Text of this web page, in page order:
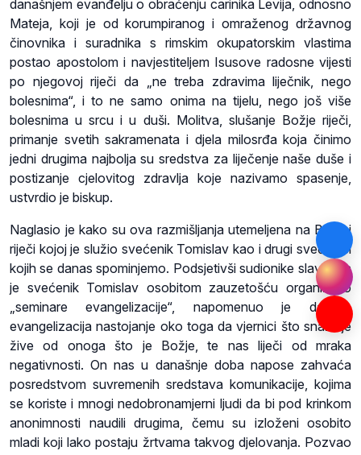
današnjem evanđelju o obraćenju carinika Levija, odnosno
Mateja, koji je od korumpiranog i omraženog državnog
činovnika i suradnika s rimskim okupatorskim vlastima
postao apostolom i navjestiteljem Isusove radosne vijesti
po njegovoj riječi da „ne treba zdravima liječnik, nego
bolesnima“, i to ne samo onima na tijelu, nego još više
bolesnima u srcu i u duši. Molitva, slušanje Božje riječi,
primanje svetih sakramenata i djela milosrđa koja činimo
jedni drugima najbolja su sredstva za liječenje naše duše i
postizanje cjelovitog zdravlja koje nazivamo spasenje,
ustvrdio je biskup.
Naglasio je kako su ova razmišljanja utemeljena na Božjoj
riječi kojoj je služio svećenik Tomislav kao i drugi svećenici
kojih se danas spominjemo. Podsjetivši sudionike slavlja da
je svećenik Tomislav osobitom zauzetošću organizirao
„seminare evangelizacije“, napomenuo je da je
evangelizacija nastojanje oko toga da vjernici što snažnije
žive od onoga što je Božje, te nas liječi od mraka
negativnosti. On nas u današnje doba napose zahvaća
posredstvom suvremenih sredstava komunikacije, kojima
se koriste i mnogi nedobronamjerni ljudi da bi pod krinkom
anonimnosti naudili drugima, čemu su izloženi osobito
mladi koji lako postaju žrtvama takvog djelovanja. Pozvao